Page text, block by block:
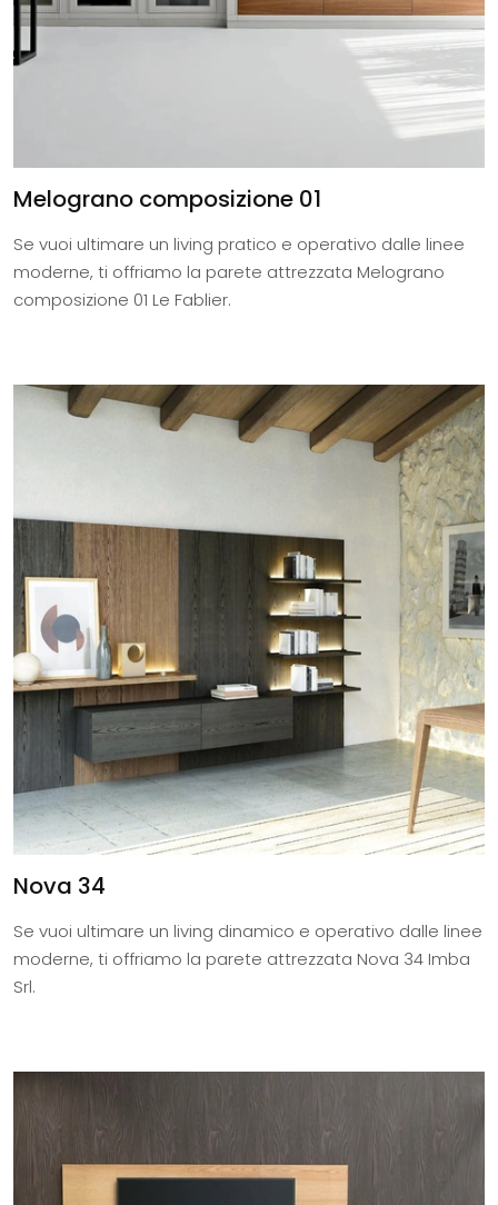
Melograno composizione 01
Se vuoi ultimare un living pratico e operativo dalle linee
moderne, ti offriamo la parete attrezzata Melograno
composizione 01 Le Fablier.
Nova 34
Se vuoi ultimare un living dinamico e operativo dalle linee
moderne, ti offriamo la parete attrezzata Nova 34 Imba
Srl.